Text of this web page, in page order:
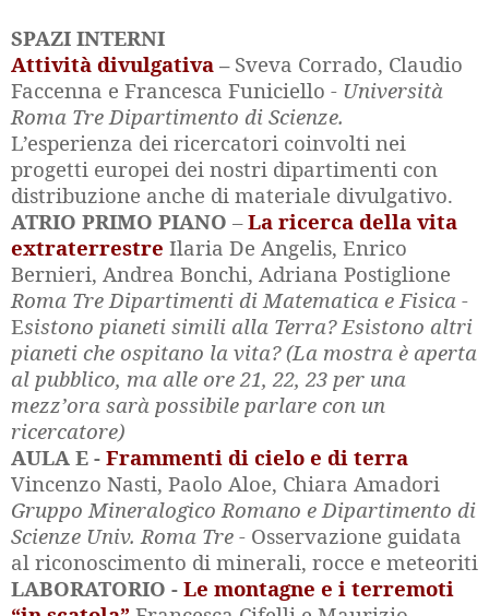
SPAZI INTERNI
Attività divulgativa – Sveva Corrado, Claudio
Faccenna e Francesca Funiciello - Università
Roma Tre Dipartimento di Scienze.
L’esperienza dei ricercatori coinvolti nei
progetti europei dei nostri dipartimenti con
distribuzione anche di materiale divulgativo.
ATRIO PRIMO PIANO –La ricerca della vita
extraterrestre Ilaria De Angelis, Enrico
Bernieri, Andrea Bonchi, Adriana Postiglione
Roma Tre Dipartimenti di Matematica e Fisica -
Esistono pianeti simili alla Terra? Esistono altri
pianeti che ospitano la vita? (La mostra è aperta
al pubblico, ma alle ore 21, 22, 23 per una
mezz’ora sarà possibile parlare con un
ricercatore)
AULA E - Frammenti di cielo e di terra
Vincenzo Nasti, Paolo Aloe, Chiara Amadori
Gruppo Mineralogico Romano e Dipartimento di
Scienze Univ. Roma Tre - Osservazione guidata
al riconoscimento di minerali, rocce e meteoriti
LABORATORIO - Le montagne e i terremoti